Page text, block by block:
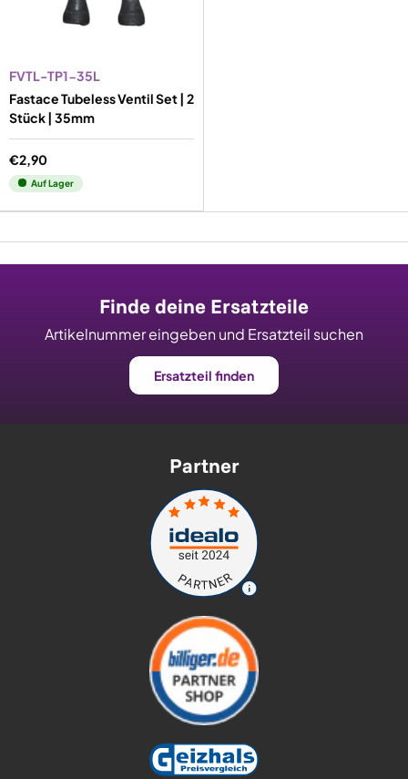
FVTL-TP1-35L
Fastace Tubeless Ventil Set | 2
Stück | 35mm
€2,90
Auf Lager
Finde deine Ersatzteile
Artikelnummer eingeben und Ersatzteil suchen
Ersatzteil finden
Partner